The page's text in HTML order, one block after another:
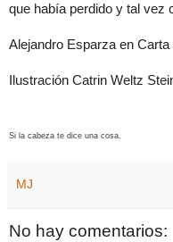
que había perdido y tal vez
Alejandro Esparza en
Ilustración Catrin Weltz
Si la cabeza te dice una cosa.
MJ
No hay comentarios: